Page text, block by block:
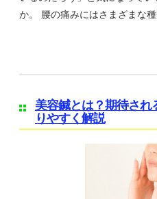
か。 腰の痛みにはさまざまな
美容鍼とは？期待され
りやすく解説